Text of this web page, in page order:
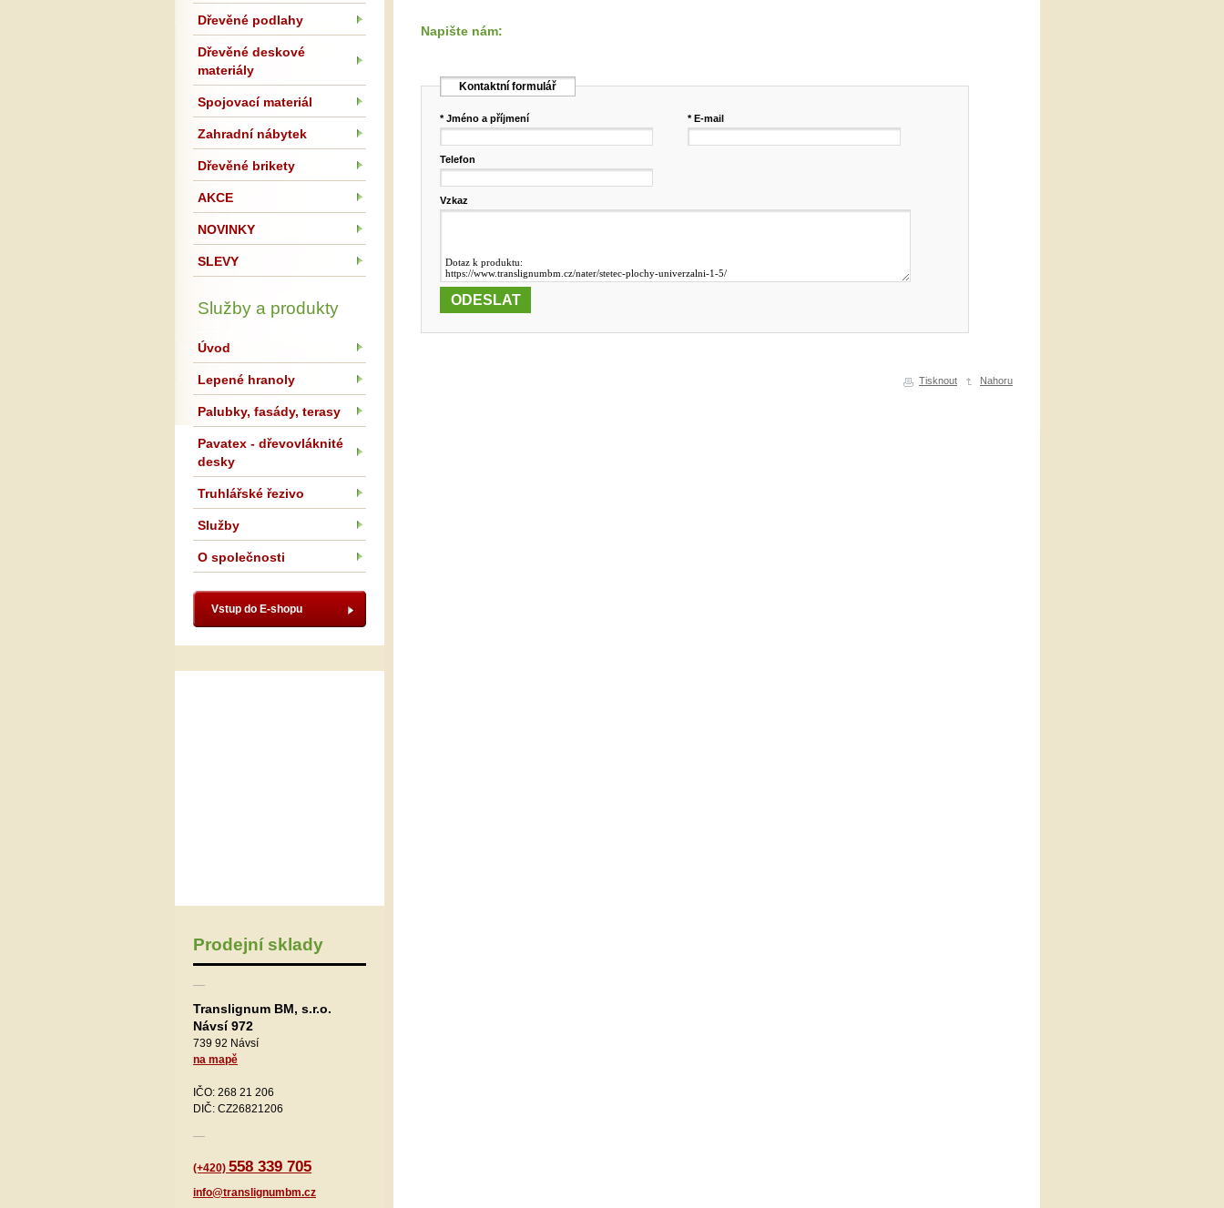
Napište nám:
Kontaktní formulář
* Jméno a příjmení * E-mail
Telefon
Vzkaz
Tisknout Nahoru
Dřevěné podlahy
Dřevěné deskové
materiály
Spojovací materiál
Zahradní nábytek
Dřevěné brikety
AKCE
NOVINKY
SLEVY
Služby a produkty
Úvod
Lepené hranoly
Palubky, fasády, terasy
Pavatex - dřevovláknité
desky
Truhlářské řezivo
Služby
O společnosti
Vstup do E-shopu
Prodejní sklady
Translignum BM, s.r.o.
Návsí 972
739 92 Návsí
na mapě
IČO: 268 21 206
DIČ: CZ26821206
(+420) 558 339 705
info@translignumbm.cz